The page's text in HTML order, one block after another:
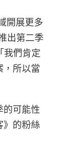
開展更多
出第二季
我們肯定
，所以當
的可能性
》的粉絲